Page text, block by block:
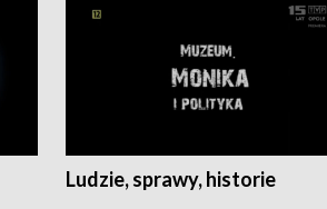
Ludzie, sprawy, historie